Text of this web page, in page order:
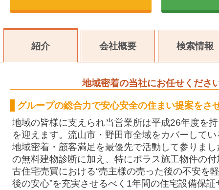
紹介 会社概要 検索情報
地域密着の当社にお任せくださ
グループの総合力で安心安全の住まい提案をさ
地域の皆様に支えられ当営業所は平成26年度を
を迎えます。流山市・野田市全域をカバーして
地域密着・顧客満足を最優先で活動して参りま
の無料建物診断に加え、特にポラス施工物件の
古住宅売買における“売主様の売った後の不安を
後の安心”を充実させるべく1年間の住宅設備保